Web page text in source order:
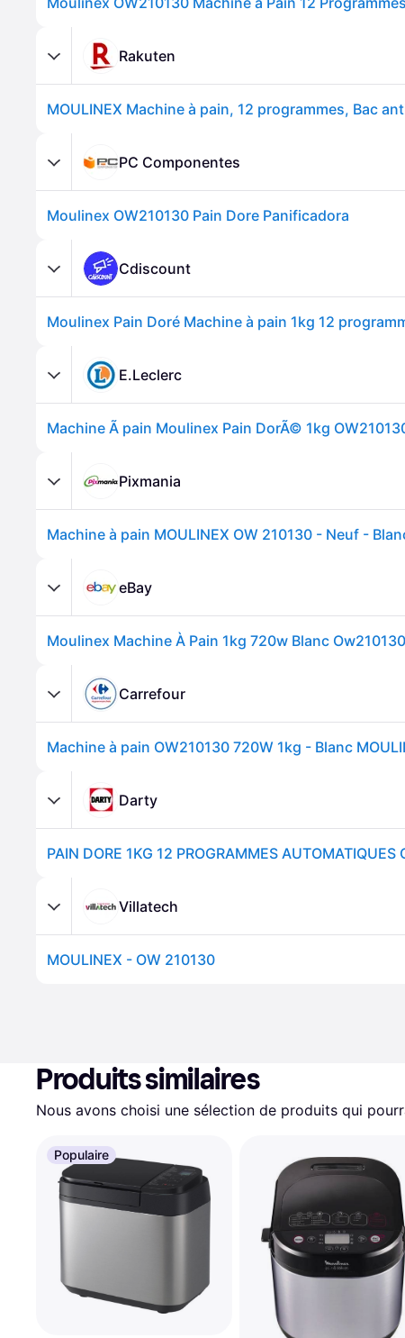
Rakuten
PC Componentes
Moulinex OW210130 Pain Dore Panificadora
Cdiscount
E.Leclerc
Machine Ã pain Moulinex Pain DorÃ© 1kg
Pixmania
Machine à pain MOULINEX OW 210130 - Neuf -
eBay
Moulinex Machine À Pain 1kg 720w Blanc Ow210130
Carrefour
Machine à pain OW210130 720W 1kg - Blanc
Darty
PAIN DORE 1KG 12 PROGRAMMES AUTOMATIQUES
Villatech
MOULINEX - OW 210130
Produits similaires
Nous avons choisi une sélection de produits qui
Populaire